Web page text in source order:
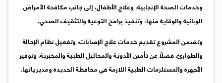
وخدمات الصحة الإنجابية، وعلاج الأطفال، إلى جانب مكافحة الأمراض
الوبائية والوقاية منها، وتنفيذ برامج التوعية والتثقيف الصحي.
وتضمن المشروع تقديم خدمات علاج الإصابات، وتفعيل نظام الإحالة
والطوارئ، فضلًا عن تأمين الأدوية والمحاليل الطبية والمخبرية، وتوفير
الأجهزة والمستلزمات الطبية اللازمة في محافظة الحديدة ومديرياتها.